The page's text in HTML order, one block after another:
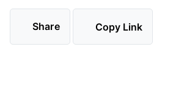
Share Copy Link